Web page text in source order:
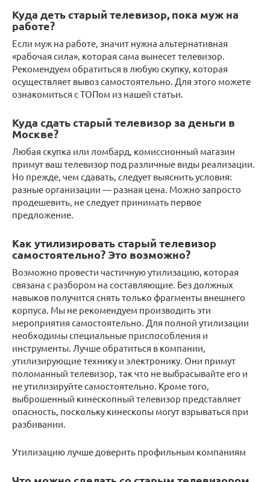
Куда деть старый телевизор, пока муж на
работе?
Если муж на работе, значит нужна альтернативная
«рабочая сила», которая сама вынесет телевизор.
Рекомендуем обратиться в любую скупку, которая
осуществляет вывоз самостоятельно. Для этого можете
ознакомиться с ТОПом из нашей статьи.
Куда сдать старый телевизор за деньги в
Москве?
Любая скупка или ломбард, комиссионный магазин
примут ваш телевизор под различные виды реализации.
Но прежде, чем сдавать, следует выяснить условия:
разные организации — разная цена. Можно запросто
продешевить, не следует принимать первое
предложение.
Как утилизировать старый телевизор
самостоятельно? Это возможно?
Возможно провести частичную утилизацию, которая
связана с разбором на составляющие. Без должных
навыков получится снять только фрагменты внешнего
корпуса. Мы не рекомендуем производить эти
мероприятия самостоятельно. Для полной утилизации
необходимы специальные приспособления и
инструменты. Лучше обратиться в компании,
утилизирующие технику и электронику. Они примут
поломанный телевизор, так что не выбрасывайте его и
не утилизируйте самостоятельно. Кроме того,
выброшенный кинескопный телевизор представляет
опасность, поскольку кинескопы могут взрываться при
разбивании.
Утилизацию лучше доверить профильным компаниям